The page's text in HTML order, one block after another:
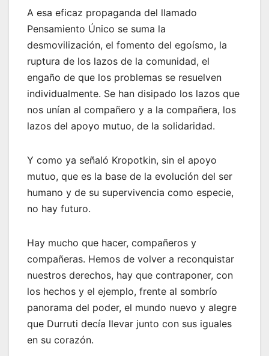
A esa eficaz propaganda del llamado
Pensamiento Único se suma la
desmovilización, el fomento del egoísmo, la
ruptura de los lazos de la comunidad, el
engaño de que los problemas se resuelven
individualmente. Se han disipado los lazos que
nos unían al compañero y a la compañera, los
lazos del apoyo mutuo, de la solidaridad.
Y como ya señaló Kropotkin, sin el apoyo
mutuo, que es la base de la evolución del ser
humano y de su supervivencia como especie,
no hay futuro.
Hay mucho que hacer, compañeros y
compañeras. Hemos de volver a reconquistar
nuestros derechos, hay que contraponer, con
los hechos y el ejemplo, frente al sombrío
panorama del poder, el mundo nuevo y alegre
que Durruti decía llevar junto con sus iguales
en su corazón.